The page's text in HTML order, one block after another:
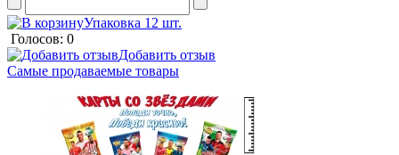
Упаковка 12 шт.
Голосов: 0
Добавить отзыв
Самые продаваемые товары